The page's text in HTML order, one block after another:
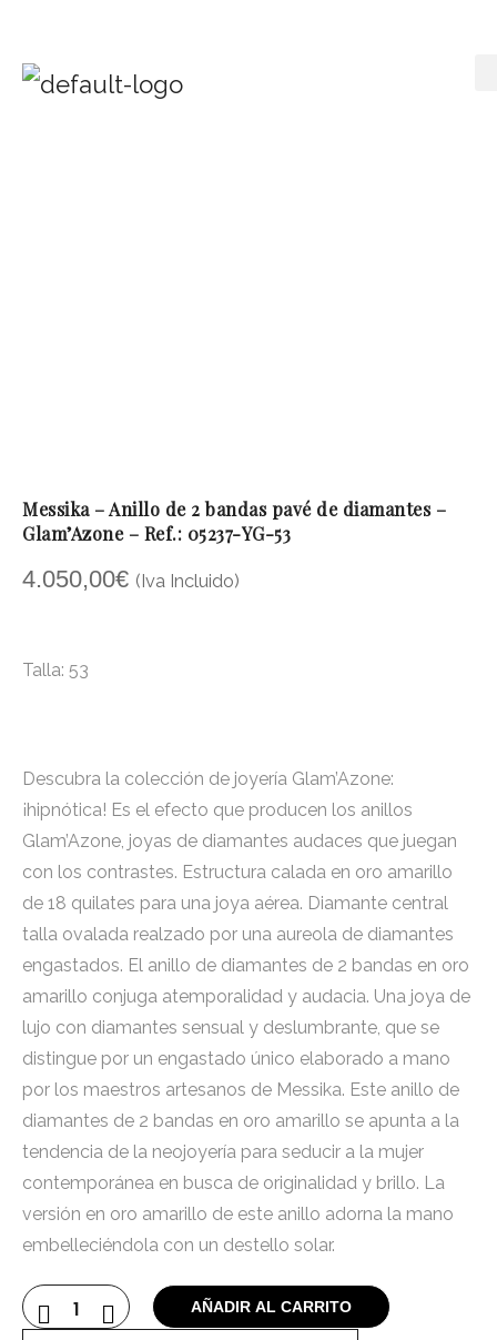
Messika – Anillo de 2 bandas pavé de diamantes –
Glam’Azone – Ref.: 05237-YG-53
4.050,00€ (Iva Incluido)
Talla: 53
Descubra la colección de joyería Glam’Azone:
¡hipnótica! Es el efecto que producen los anillos
Glam’Azone, joyas de diamantes audaces que juegan
con los contrastes. Estructura calada en oro amarillo
de 18 quilates para una joya aérea. Diamante central
talla ovalada realzado por una aureola de diamantes
engastados. El anillo de diamantes de 2 bandas en oro
amarillo conjuga atemporalidad y audacia. Una joya de
lujo con diamantes sensual y deslumbrante, que se
distingue por un engastado único elaborado a mano
por los maestros artesanos de Messika. Este anillo de
diamantes de 2 bandas en oro amarillo se apunta a la
tendencia de la neojoyería para seducir a la mujer
contemporánea en busca de originalidad y brillo. La
versión en oro amarillo de este anillo adorna la mano
embelleciéndola con un destello solar.
AÑADIR AL CARRITO